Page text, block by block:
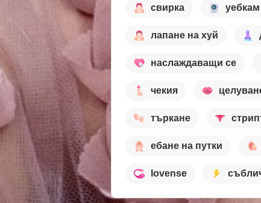
свирка
лапане на хуй
наслаждаващи се
чекия
търкане
ебане на путки
lovense